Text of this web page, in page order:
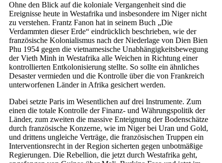
Ohne den Blick auf die koloniale Vergangenheit sind die
Ereignisse heute in Westafrika und insbesondere im Niger nicht
zu verstehen. Frantz Fanon hat in seinem Buch „Die
Verdammten dieser Erde“ eindrücklich beschrieben, wie der
französische Kolonialismus nach der Niederlage von Dien Bien
Phu 1954 gegen die vietnamesische Unabhängigkeitsbewegung
der Vieth Minh in Westafrika alle Weichen in Richtung einer
kontrollierten Entkolonisierung stellte. So sollte ein ähnliches
Desaster vermieden und die Kontrolle über die von Frankreich
unterworfenen Länder in Afrika gesichert werden.
Dabei setzte Paris im Wesentlichen auf drei Instrumente. Zum
einen die totale Kontrolle der Finanz- und Währungspolitik der
Länder, zum zweiten die massive Enteignung der Bodenschätze
durch französische Konzerne, wie im Niger bei Uran und Gold,
und drittens ungleiche Verträge, die französischen Truppen ein
Interventionsrecht in der Region sicherten gegen unbotmäßige
Regierungen. Die Rebellion, die jetzt durch Westafrika geht,